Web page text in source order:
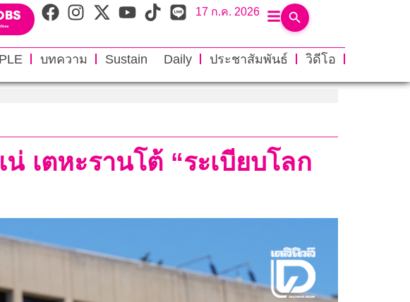
17 ก.ค. 2026
บทความ Sustain Daily ประชาสัมพันธ์
วิดีโอ
เตหะรานโต้ “ระเบียบโลก